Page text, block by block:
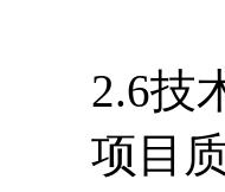
2.6技
项目